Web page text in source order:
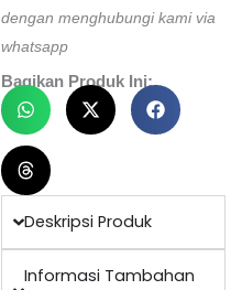
dengan menghubungi kami via
whatsapp
Bagikan Produk Ini:
Deskripsi Produk
Informasi Tambahan